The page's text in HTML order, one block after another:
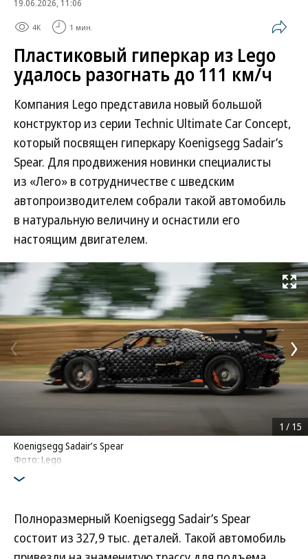
19.06.2026, 11:06
4K 1 мин.
Пластиковый гиперкар из Lego
удалось разогнать до 111 км/ч
Компания Lego представила новый большой
конструктор из серии Technic Ultimate Car Concept,
который посвящен гиперкару Koenigsegg Sadair’s
Spear. Для продвижения новинки специалисты
из «Лего» в сотрудничестве с шведским
автопроизводителем собрали такой автомобиль
в натуральную величину и оснастили его
настоящим двигателем.
Развернуть
Koenigsegg Sadair’s Spear
Фото: Lego
1 / 15
Полноразмерный Koenigsegg Sadair’s Spear
состоит из 327,9 тыс. деталей. Такой автомобиль